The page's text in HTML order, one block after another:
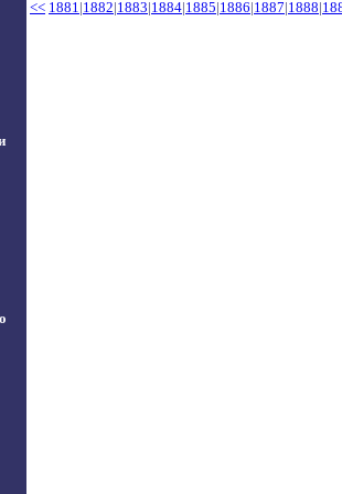
<< 1881|1882|1883|1884|1885|1886|1887|1888|